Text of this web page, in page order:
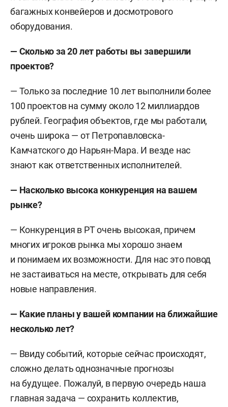
багажных конвейеров и досмотрового
оборудования.
— Сколько за 20 лет работы вы завершили
проектов?
— Только за последние 10 лет выполнили более
100 проектов на сумму около 12 миллиардов
рублей. География объектов, где мы работали,
очень широка — от Петропавловска-
Камчатского до Нарьян-Мара. И везде нас
знают как ответственных исполнителей.
— Насколько высока конкуренция на вашем
рынке?
— Конкуренция в РТ очень высокая, причем
многих игроков рынка мы хорошо знаем
и понимаем их возможности. Для нас это повод
не застаиваться на месте, открывать для себя
новые направления.
— Какие планы у вашей компании на ближайшие
несколько лет?
— Ввиду событий, которые сейчас происходят,
сложно делать однозначные прогнозы
на будущее. Пожалуй, в первую очередь наша
главная задача — сохранить коллектив,